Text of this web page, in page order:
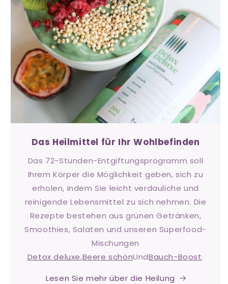
Das Heilmittel für Ihr Wohlbefinden
Das 72-Stunden-Entgiftungsprogramm soll
Ihrem Körper die Möglichkeit geben, sich zu
erholen, indem Sie leicht verdauliche und
reinigende Lebensmittel zu sich nehmen. Die
Rezepte bestehen aus grünen Getränken,
Smoothies, Salaten und unseren Superfood-
Mischungen
Detox deluxe,Beere schönUndBauch-Boost.
Lesen Sie mehr über die Heilung